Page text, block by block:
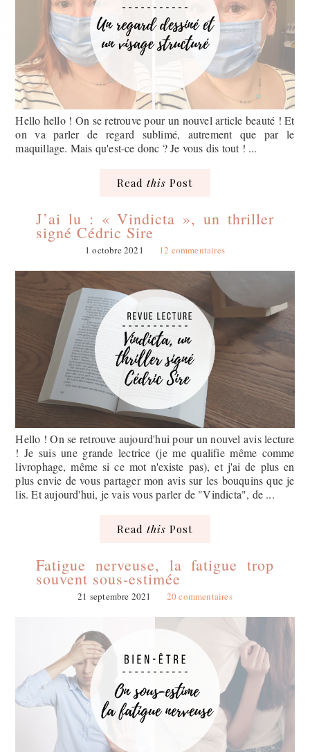
Hello hello ! On se retrouve pour un nouvel article beauté ! Et
on va parler de regard sublimé, autrement que par le
maquillage. Mais qu'est-ce donc ? Je vous dis tout ! ...
Read this Post
J’ai lu : « Vindicta », un thriller
signé Cédric Sire
1 octobre 2021 12 commentaires
Hello ! On se retrouve aujourd'hui pour un nouvel avis lecture
! Je suis une grande lectrice (je me qualifie même comme
livrophage, même si ce mot n'existe pas), et j'ai de plus en
plus envie de vous partager mon avis sur les bouquins que je
lis. Et aujourd'hui, je vais vous parler de "Vindicta", de ...
Read this Post
Fatigue nerveuse, la fatigue trop
souvent sous-estimée
21 septembre 2021 20 commentaires